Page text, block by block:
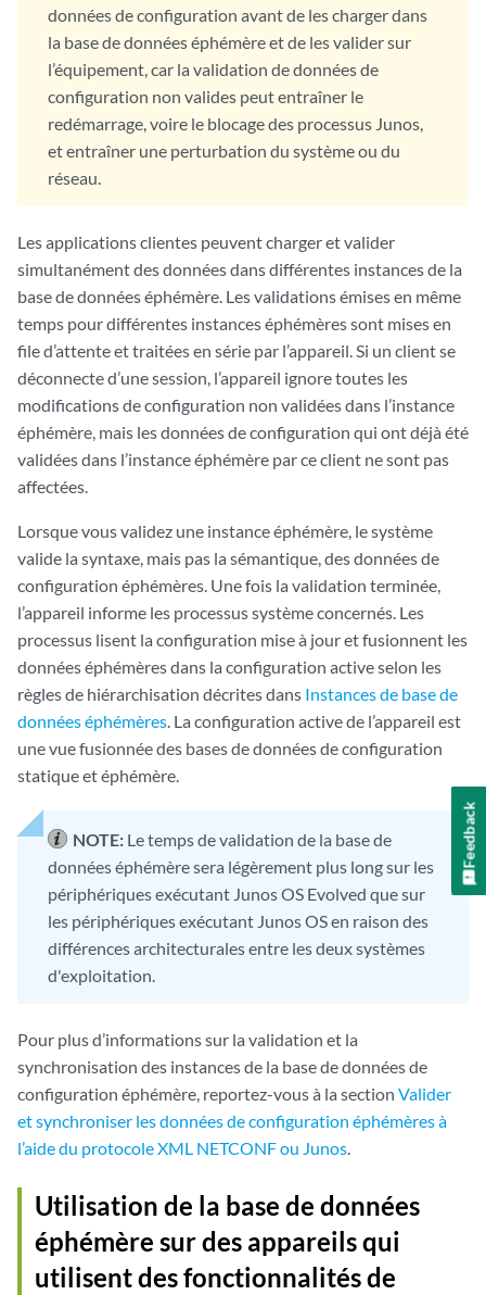
données de configuration avant de les charger dans
la base de données éphémère et de les valider sur
l’équipement, car la validation de données de
configuration non valides peut entraîner le
redémarrage, voire le blocage des processus Junos,
et entraîner une perturbation du système ou du
réseau.
Les applications clientes peuvent charger et valider
simultanément des données dans différentes instances de la
base de données éphémère. Les validations émises en même
temps pour différentes instances éphémères sont mises en
file d’attente et traitées en série par l’appareil. Si un client se
déconnecte d’une session, l’appareil ignore toutes les
modifications de configuration non validées dans l’instance
éphémère, mais les données de configuration qui ont déjà été
validées dans l’instance éphémère par ce client ne sont pas
affectées.
Lorsque vous validez une instance éphémère, le système
valide la syntaxe, mais pas la sémantique, des données de
configuration éphémères. Une fois la validation terminée,
l’appareil informe les processus système concernés. Les
processus lisent la configuration mise à jour et fusionnent les
données éphémères dans la configuration active selon les
règles de hiérarchisation décrites dans Instances de base de
données éphémères. La configuration active de l’appareil est
une vue fusionnée des bases de données de configuration
statique et éphémère.
NOTE: Le temps de validation de la base de
données éphémère sera légèrement plus long sur les
périphériques exécutant Junos OS Evolved que sur
les périphériques exécutant Junos OS en raison des
différences architecturales entre les deux systèmes
d'exploitation.
Pour plus d’informations sur la validation et la
synchronisation des instances de la base de données de
configuration éphémère, reportez-vous à la section Valider
et synchroniser les données de configuration éphémères à
l’aide du protocole XML NETCONF ou Junos.
Utilisation de la base de données
éphémère sur des appareils qui
utilisent des fonctionnalités de
Feedback